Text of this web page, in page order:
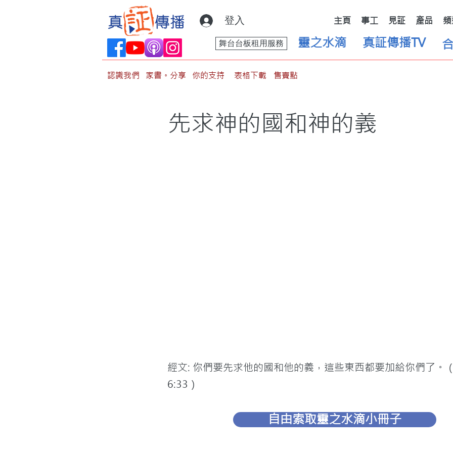
登入 主頁 事工 見証 產品
靈之水滴
舞台台板租用服務 真証傳播TV
認識我們 家書。分享 你的支持 表格下載 售賣點
先求神的國和神的義
經文: 你們要先求他的國和他的義，這些東西都要加給你們了。
6:33）
自由索取靈之水滴小冊子